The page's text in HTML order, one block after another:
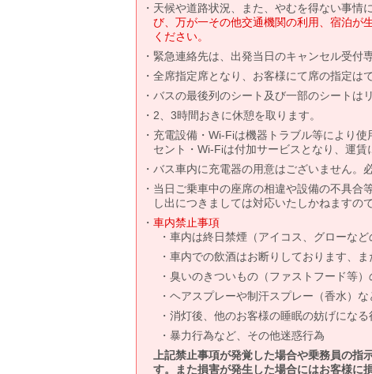
天候や道路状況、また、やむを得ない事情
び、万が一その他交通機関の利用、宿泊が
ください。
緊急連絡先は、出発当日のキャンセル受付
全席指定席となり、お客様にて席の指定は
バスの最後列のシート及び一部のシートは
2、3時間おきに休憩を取ります。
充電設備・Wi-Fiは機器トラブル等により
セント・Wi-Fiは付加サービスとなり、運賃
バス車内に充電器の用意はございません。
当日ご乗車中の座席の相違や設備の不具合
し出につきましては対応いたしかねますの
車内禁止事項
車内は終日禁煙（アイコス、グローなど
車内での飲酒はお断りしております、
臭いのきついもの（ファストフード等）
ヘアスプレーや制汗スプレー（香水）
消灯後、他のお客様の睡眠の妨げにな
暴力行為など、その他迷惑行為
上記禁止事項が発覚した場合や乗務員の
す。また損害が発生した場合にはお客様に